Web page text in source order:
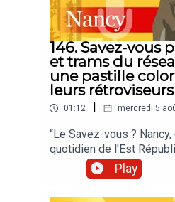
146. Savez-vous
et trams du
une pastille
leurs
01:12 | mercredi 5
“Le Savez-vous ?
quotidien de l'Est
et à tout ce que vous
raconté par Jean-Marie
articles réalisés par la
Play